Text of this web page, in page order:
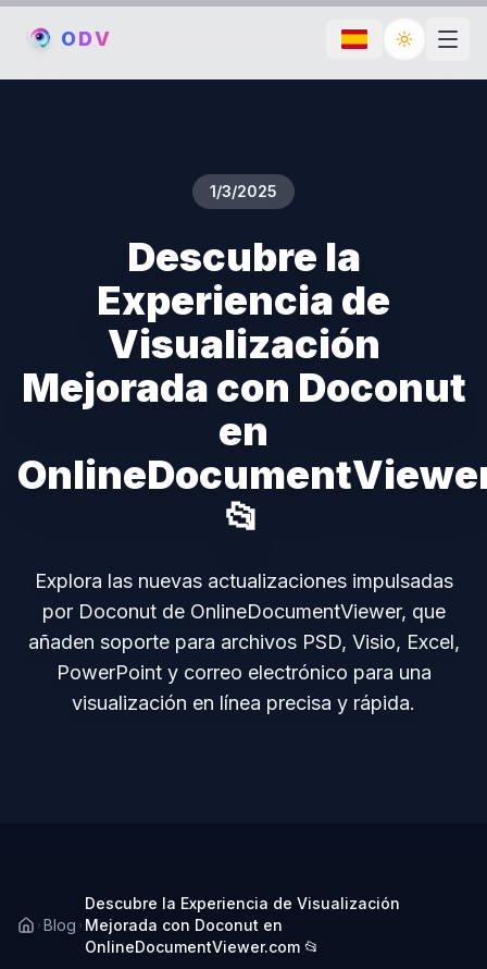
ODV Toggle
1/3/2025
Descubre la
Experiencia de
Visualización
Mejorada con Doconut
en
📂
Explora las nuevas actualizaciones impulsadas
por Doconut de OnlineDocumentViewer, que
añaden soporte para archivos PSD, Visio, Excel,
PowerPoint y correo electrónico para una
visualización en línea precisa y rápida.
Blog
Descubre la Experiencia de Visualización
Mejorada con Doconut en
OnlineDocumentViewer.com 📂